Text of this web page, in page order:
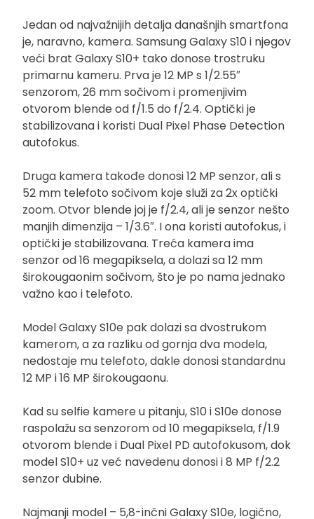
Jedan od najvažnijih detalja današnjih smartfona
je, naravno, kamera. Samsung Galaxy S10 i njegov
veći brat Galaxy S10+ tako donose trostruku
primarnu kameru. Prva je 12 MP s 1/2.55″
senzorom, 26 mm sočivom i promenjivim
otvorom blende od f/1.5 do f/2.4. Optički je
stabilizovana i koristi Dual Pixel Phase Detection
autofokus.
Druga kamera takođe donosi 12 MP senzor, ali s
52 mm telefoto sočivom koje služi za 2x optički
zoom. Otvor blende joj je f/2.4, ali je senzor nešto
manjih dimenzija – 1/3.6″. I ona koristi autofokus, i
optički je stabilizovana. Treća kamera ima
senzor od 16 megapiksela, a dolazi sa 12 mm
širokougaonim sočivom, što je po nama jednako
važno kao i telefoto.
Model Galaxy S10e pak dolazi sa dvostrukom
kamerom, a za razliku od gornja dva modela,
nedostaje mu telefoto, dakle donosi standardnu
12 MP i 16 MP širokougaonu.
Kad su selfie kamere u pitanju, S10 i S10e donose
raspolažu sa senzorom od 10 megapiksela, f/1.9
otvorom blende i Dual Pixel PD autofokusom, dok
model S10+ uz već navedenu donosi i 8 MP f/2.2
senzor dubine.
Najmanji model – 5,8-inčni Galaxy S10e, logično,